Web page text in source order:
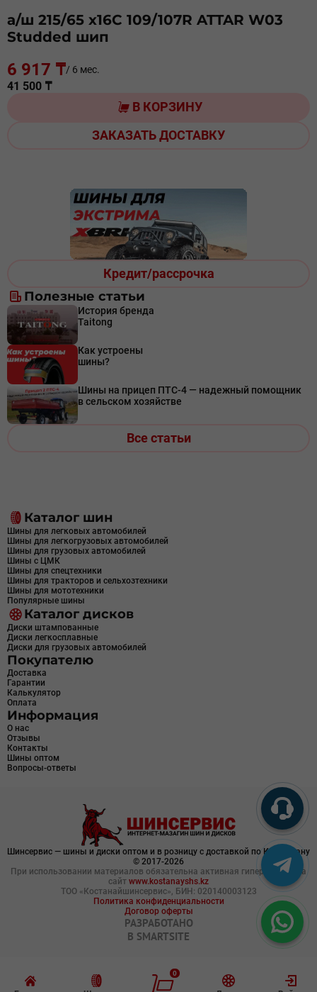
0
Кредит/рассрочка
Полезные статьи
История бренда
Taitong
Как устроены
шины?
Шины на прицеп ПТС-4 — надежный помощник
в сельском хозяйстве
Все статьи
а/ш 215/65 х16С 109/107R ATTAR W03
Studded шип
6 917 ₸/ 6 мес.
41 500 ₸
В КОРЗИНУ
ЗАКАЗАТЬ ДОСТАВКУ
Каталог шин
Шины для легковых автомобилей
Шины для легкогрузовых автомобилей
Шины для грузовых автомобилей
Шины с ЦМК
Шины для спецтехники
Шины для тракторов и сельхозтехники
Шины для мототехники
Популярные шины
Каталог дисков
Диски штампованные
Диски легкосплавные
Диски для грузовых автомобилей
Покупателю
Доставка
Гарантии
Калькулятор
Оплата
Информация
О нас
Отзывы
Контакты
Шины оптом
Вопросы-ответы
Шинсервис — шины и диски оптом и в розницу с доставкой по Казахстану
© 2017-2026
При использовании материалов обязательна активная гиперссылка на
сайт www.kostanayshs.kz
ТОО «Костанайшинсервис», БИН: 020140003123
Политика конфиденциальности
Договор оферты
РАЗРАБОТАНО
В SMARTSITE